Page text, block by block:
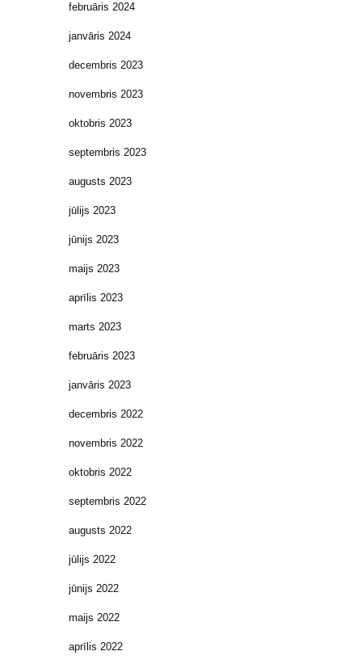
februāris 2024
janvāris 2024
decembris 2023
novembris 2023
oktobris 2023
septembris 2023
augusts 2023
jūlijs 2023
jūnijs 2023
maijs 2023
aprīlis 2023
marts 2023
februāris 2023
janvāris 2023
decembris 2022
novembris 2022
oktobris 2022
septembris 2022
augusts 2022
jūlijs 2022
jūnijs 2022
maijs 2022
aprīlis 2022